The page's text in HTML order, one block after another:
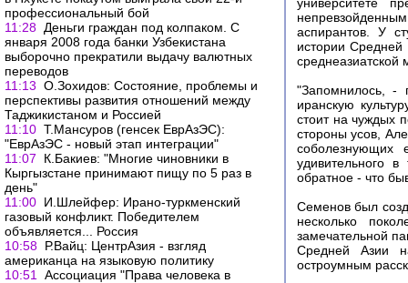
профессиональный бой
11:28 Деньги граждан под колпаком. С
января 2008 года банки Узбекистана
выборочно прекратили выдачу валютных
переводов
11:13 О.Зохидов: Состояние, проблемы и
перспективы развития отношений между
Таджикистаном и Россией
11:10 Т.Мансуров (генсек ЕврАзЭС):
"ЕврАзЭС - новый этап интеграции"
11:07
К.Бакиев: "Многие чиновники в
Кыргызстане принимают пищу по 5 раз в
день"
11:00 И.Шлейфер: Ирано-туркменский
газовый конфликт. Победителем
объявляется... Россия
10:58 Р.Вайц: ЦентрАзия - взгляд
американца на языковую политику
10:51
Ассоциация "Права человека в
аспирантов. У
истории Средней
среднеазиатской
"Запомнилось, -
иранскую
стоит на чуждых
стороны усов,
удивительного
обратное - что
Семенов был
несколько
замечательной
Средней Азии
остроумным